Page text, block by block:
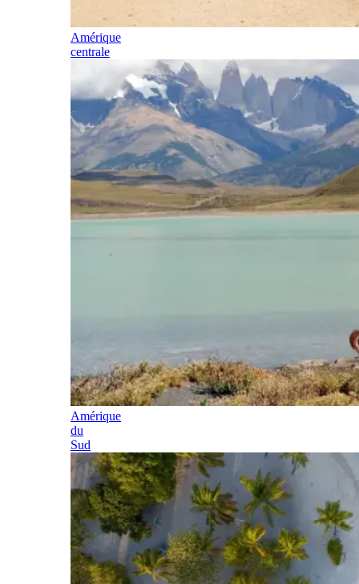
Amérique
centrale
Amérique
du
Sud